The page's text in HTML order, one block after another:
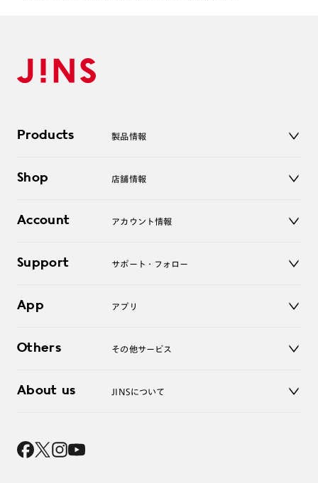
Products 製品情報
サングラス
コンタクトレンズ
アクセサリー
Shop 店舗情報
オンラインショップ
Account アカウント情報
ログアウト
Support サポート・フォロー
よくあるご質問
お問い合わせ
App アプリ
Others その他サービス
レンズ交換
About us JINSについて
採用情報